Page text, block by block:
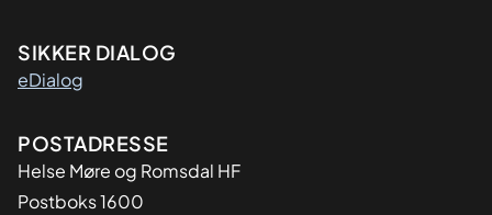
SIKKER DIALOG
eDialog
Adresse
POSTADRESSE
Helse Møre og Romsdal HF
Postboks 1600